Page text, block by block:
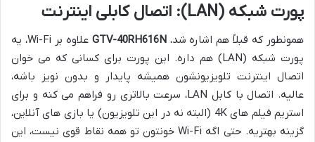
پورت شبکه (LAN): اتصال کابلی اینترنت
همونطور که قبلاً هم اشاره شد،GTV-40RH616N
علاوه بر Wi-Fi، یه
پورت شبکه (LAN) هم داره. این پورت برای کسانی که می خوان
اتصال اینترنت تلویزیونشون همیشه پایدار و بدون نویز باشه،
عالیه. اتصال با کابل LAN، سرعت بالاتری رو فراهم می کنه و برای
استریم فیلم های 4K (البته نه در این تلویزیون) یا بازی های آنلاین،
گزینه بهتریه. حتی اگه Wi-Fi خونتون تو همه نقاط قوی نیست، این